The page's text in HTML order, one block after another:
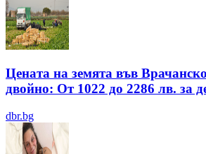
Цената на земята във
двойно: От 1022 до 2286 лв. за
dbr.bg